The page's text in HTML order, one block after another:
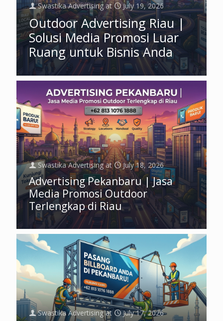
Swastika Advertising at July 19, 2026
Outdoor Advertising Riau |
Solusi Media Promosi Luar
Ruang untuk Bisnis Anda
Swastika Advertising at July 18, 2026
Advertising Pekanbaru | Jasa
Media Promosi Outdoor
Terlengkap di Riau
Swastika Advertising at July 17, 2026